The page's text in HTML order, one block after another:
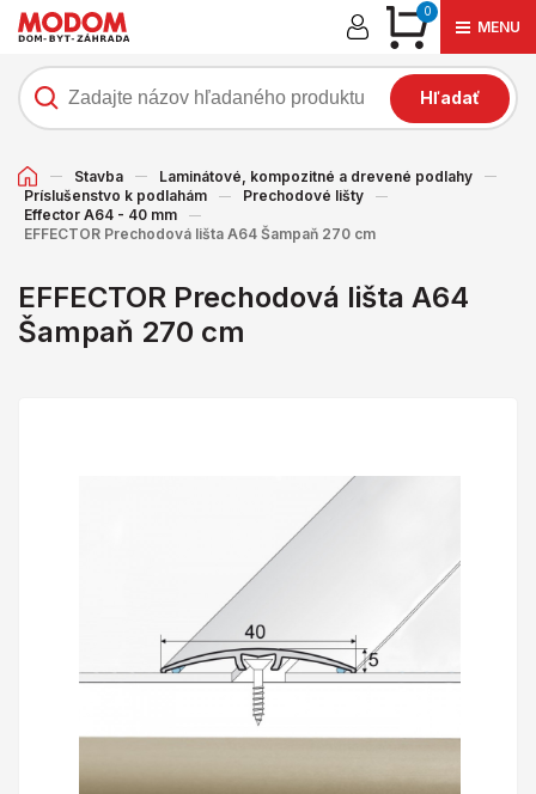
0
MENU
Hľadať
Stavba
Laminátové, kompozitné a drevené podlahy
Príslušenstvo k podlahám
Prechodové lišty
Effector A64 - 40 mm
EFFECTOR Prechodová lišta A64 Šampaň 270 cm
EFFECTOR Prechodová lišta A64
Šampaň 270 cm